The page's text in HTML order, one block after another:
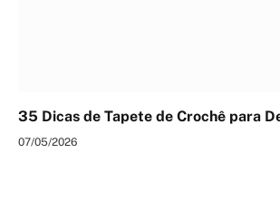
35 Dicas de Tapete de Crochê para
07/05/2026